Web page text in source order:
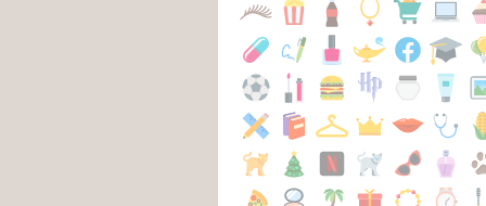
►2013(869)
►2012 (761)
2011(515)
► dezembro (77)
► novembro(36)
► outubro(49)
▼ setembro (109)